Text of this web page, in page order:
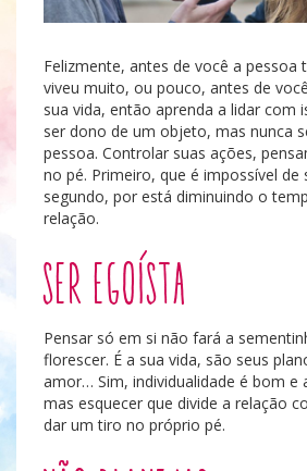
Felizmente, antes de você a pessoa
viveu muito, ou pouco, antes de
sua vida, então aprenda a lidar com
ser dono de um objeto, mas nunca
pessoa. Controlar suas ações,
no pé. Primeiro, que é impossível de
segundo, por está diminuindo o
relação.
Ser egoísta
Pensar só em si não fará a
florescer. É a sua vida, são seus
amor… Sim, individualidade é bom e
mas esquecer que divide a relação
dar um tiro no próprio pé.